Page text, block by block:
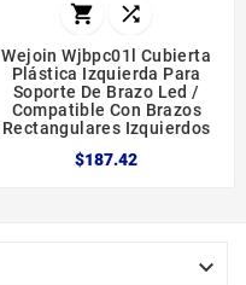
 
Wejoin Wjbpc01l Cubierta
Plástica Izquierda Para
Soporte De Brazo Led /
Compatible Con Brazos
Rectangulares Izquierdos
$187.42
